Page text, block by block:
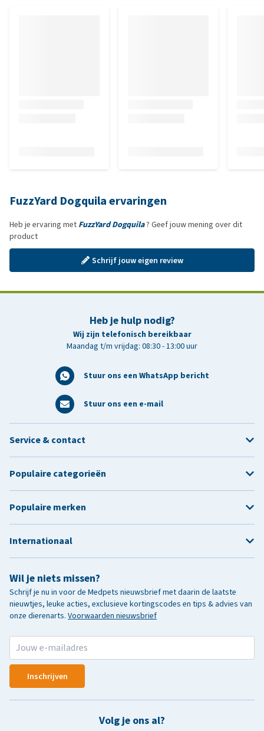
FuzzYard Dogquila ervaringen
Heb je ervaring met FuzzYard Dogquila? Geef jouw mening over dit
product
Schrijf jouw eigen review
Heb je hulp nodig?
Wij zijn telefonisch bereikbaar
Maandag t/m vrijdag: 08:30 - 13:00 uur
Stuur ons een WhatsApp bericht
Stuur ons een e-mail
Wil je niets missen?
Schrijf je nu in voor de Medpets nieuwsbrief met daarin de laatste
nieuwtjes, leuke acties, exclusieve kortingscodes en tips & advies van
onze dierenarts. Voorwaarden nieuwsbrief
Inschrijven
Volg je ons al?
Service & contact
Populaire categorieën
Populaire merken
Internationaal